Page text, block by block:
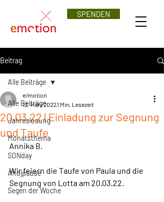
SPENDEN
Beitrag
Alle Beiträge
Jahreslosung
Monatsthema
SONday
Ahojpause
Segen der Woche
Alle Beiträge
20.03.22 | Einladung zur Segnung
und Taufe
e/motion
12. März 20221 Min. Lesezeit
Annika B.
Wir feiern die Taufe von Paula und die
Segnung von Lotta am 20.03.22.